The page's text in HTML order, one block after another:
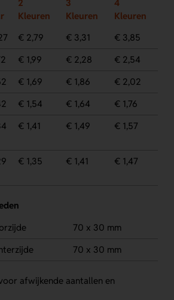
2
Kleuren
3
Kleuren
4
Kleuren
€ 2,79 € 3,31
€ 3,85
€ 1,99 € 2,28
€ 2,54
€ 1,69 € 1,86
€ 2,02
€ 1,54 € 1,64
€ 1,76
€ 1,41 € 1,49 € 1,57
€ 1,35 € 1,41 € 1,47
70 x 30 mm
70 x 30 mm
afwijkende aantallen en